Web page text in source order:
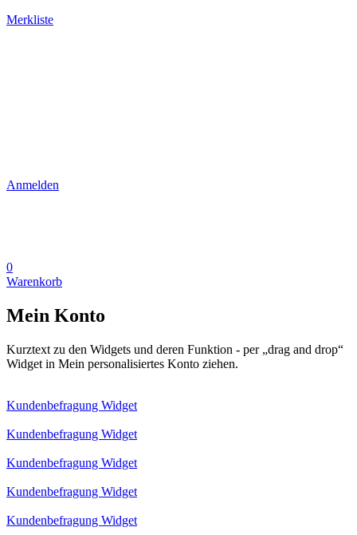
Merkliste
Anmelden
0
Warenkorb
Mein Konto
Kurztext zu den Widgets und deren Funktion - per „drag and drop“
Widget in Mein personalisiertes Konto ziehen.
Kundenbefragung Widget
Kundenbefragung Widget
Kundenbefragung Widget
Kundenbefragung Widget
Kundenbefragung Widget